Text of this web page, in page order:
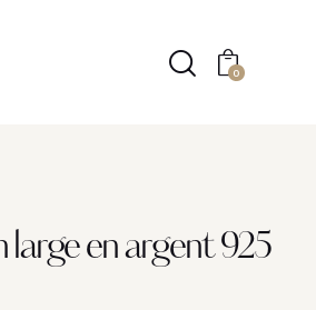
0
large en argent 925